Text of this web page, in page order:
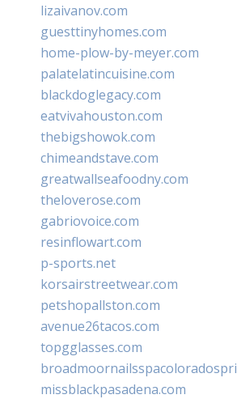
lizaivanov.com
guesttinyhomes.com
home-plow-by-meyer.com
palatelatincuisine.com
blackdoglegacy.com
eatvivahouston.com
thebigshowok.com
chimeandstave.com
greatwallseafoodny.com
theloverose.com
gabriovoice.com
resinflowart.com
p-sports.net
korsairstreetwear.com
petshopallston.com
avenue26tacos.com
topgglasses.com
missblackpasadena.com